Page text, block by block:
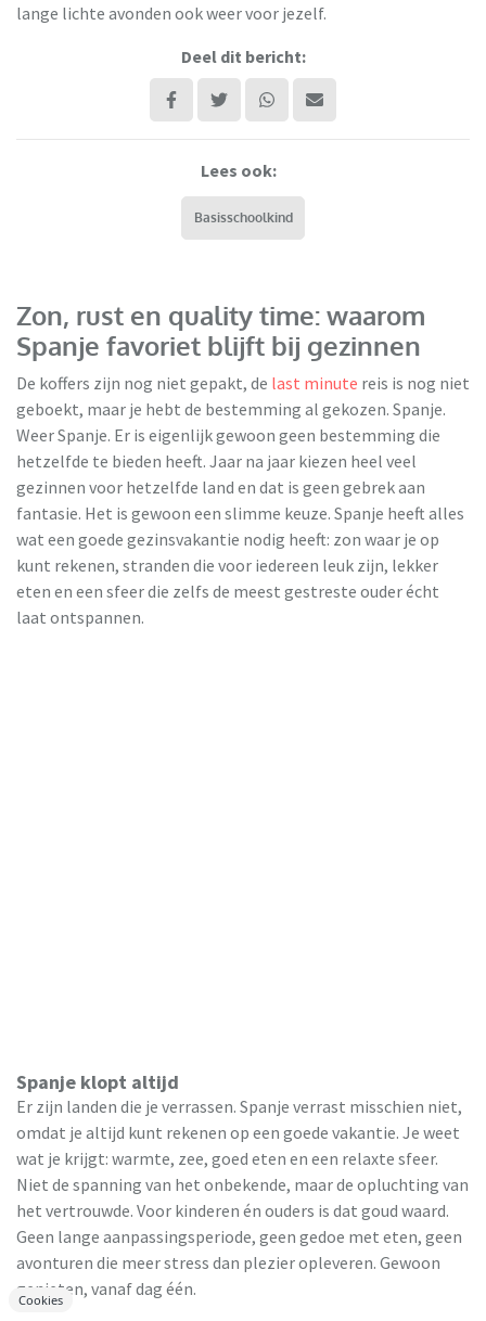
lange lichte avonden ook weer voor jezelf.
Deel dit bericht:
Lees ook:
Basisschoolkind
Zon, rust en quality time: waarom
Spanje favoriet blijft bij gezinnen
De koffers zijn nog niet gepakt, de last minute reis is nog niet
geboekt, maar je hebt de bestemming al gekozen. Spanje.
Weer Spanje. Er is eigenlijk gewoon geen bestemming die
hetzelfde te bieden heeft. Jaar na jaar kiezen heel veel
gezinnen voor hetzelfde land en dat is geen gebrek aan
fantasie. Het is gewoon een slimme keuze. Spanje heeft alles
wat een goede gezinsvakantie nodig heeft: zon waar je op
kunt rekenen, stranden die voor iedereen leuk zijn, lekker
eten en een sfeer die zelfs de meest gestreste ouder écht
laat ontspannen.
Spanje klopt altijd
Er zijn landen die je verrassen. Spanje verrast misschien niet,
omdat je altijd kunt rekenen op een goede vakantie. Je weet
wat je krijgt: warmte, zee, goed eten en een relaxte sfeer.
Niet de spanning van het onbekende, maar de opluchting van
het vertrouwde. Voor kinderen én ouders is dat goud waard.
Geen lange aanpassingsperiode, geen gedoe met eten, geen
avonturen die meer stress dan plezier opleveren. Gewoon
genieten, vanaf dag één.
Cookies